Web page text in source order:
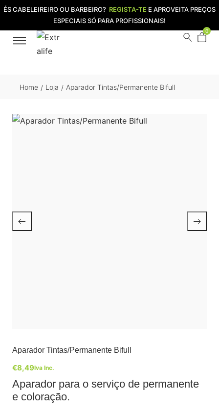
ÉS CABELEIREIRO OU BARBEIRO? REGISTA-TE E APROVEITA PREÇOS
ESPECIAIS SÓ PARA PROFISSIONAIS!
0
Home / Loja / Aparador Tintas/Permanente Bifull
Aparador Tintas/Permanente Bifull
€8,49Iva Inc.
Aparador para o serviço de permanente
e coloração.